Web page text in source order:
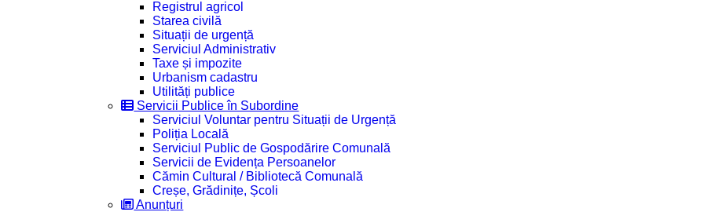
Registrul agricol
Starea civilă
Situații de urgență
Serviciul Administrativ
Taxe și impozite
Urbanism cadastru
Utilități publice
Servicii Publice în Subordine
Serviciul Voluntar pentru Situații de Urgență
Poliția Locală
Serviciul Public de Gospodărire Comunală
Servicii de Evidența Persoanelor
Cămin Cultural / Bibliotecă Comunală
Creșe, Grădinițe, Școli
Anunțuri